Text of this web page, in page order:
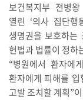
보건복지부 전병
열린 ‘의사 집단행
생명권을 보호하
헌법과 법률이 정하
“병원에서 환자에
환자에게 피해를
고발 조치할 계획”